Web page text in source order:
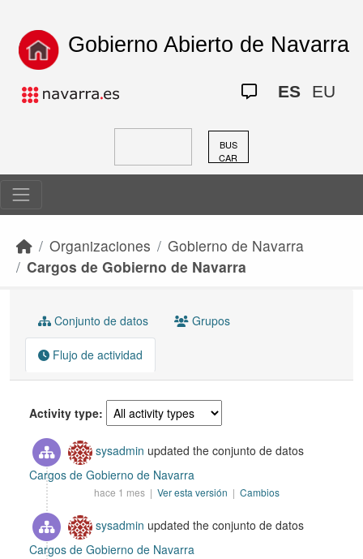
Gobierno Abierto de Navarra
ES EU
BUS
CAR
Organizaciones
Gobierno de Navarra
Cargos de Gobierno de Navarra
Conjunto de datos Grupos
Flujo de actividad
Activity type
sysadmin updated the conjunto de datos
Cargos de Gobierno de Navarra
hace 1 mes | Ver esta versión | Cambios
sysadmin updated the conjunto de datos
Cargos de Gobierno de Navarra